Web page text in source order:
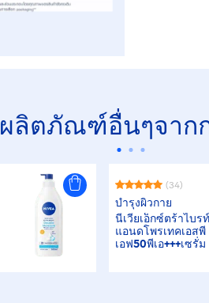
ผลิตภัณฑ์อื่นๆจาก
(34)
บำรุงผิวกาย
นีเวียเอ็กซ์ตร้าไบร
แอนดโพรเทคเอสพี
เอฟ50พีเอ+++เซรั่ม